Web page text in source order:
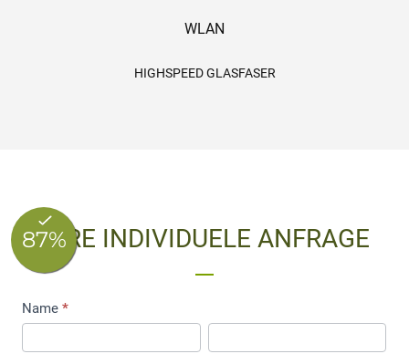
WLAN
HIGHSPEED GLASFASER
IHRE INDIVIDUELE ANFRAGE
Anfrage
Standardzimmer
Name*
Vorname Nachname